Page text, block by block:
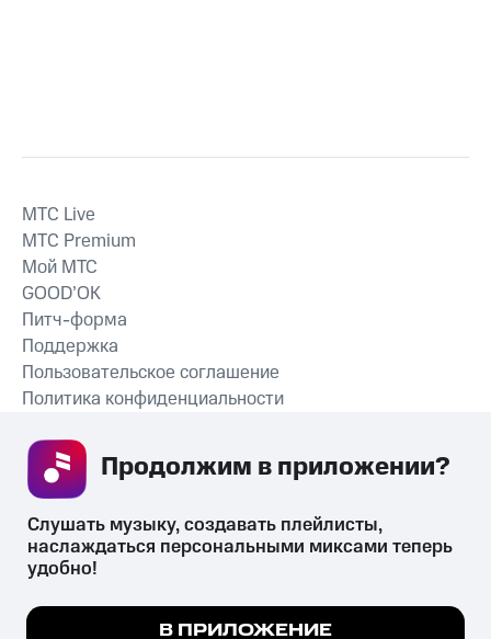
СКАЧАТЬ ПРИЛОЖЕНИЕ
MTС Live
MTС Premium
Мой МТС
GOOD’OK
Питч-форма
Поддержка
Пользовательское соглашение
Политика конфиденциальности
психотропных веществ, их аналогов причиняет вред здоровью,
их незаконный оборот запрещён и влечёт установленную
Мы используем куки, чтобы на сайте все
Слушать музыку, создавать плейлисты,
наслаждаться персональными миксами теперь
удобно!
В ПРИЛОЖЕНИЕ